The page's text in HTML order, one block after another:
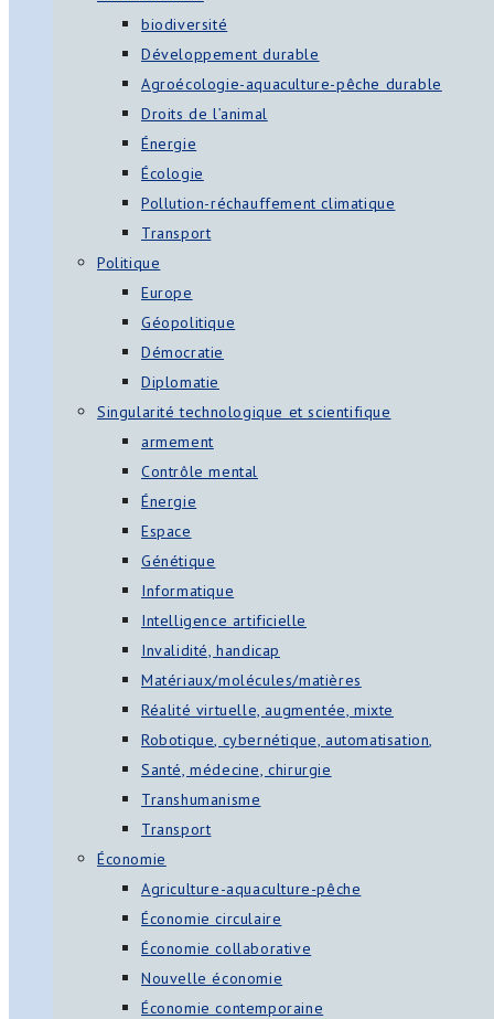
biodiversité
Développement durable
Agroécologie-aquaculture-pêche durable
Droits de l’animal
Énergie
Écologie
Pollution-réchauffement climatique
Transport
Politique
Europe
Géopolitique
Démocratie
Diplomatie
Singularité technologique et scientifique
armement
Contrôle mental
Énergie
Espace
Génétique
Informatique
Intelligence artificielle
Invalidité, handicap
Matériaux/molécules/matières
Réalité virtuelle, augmentée, mixte
Robotique, cybernétique, automatisation,
Santé, médecine, chirurgie
Transhumanisme
Transport
Économie
Agriculture-aquaculture-pêche
Économie circulaire
Économie collaborative
Nouvelle économie
Économie contemporaine